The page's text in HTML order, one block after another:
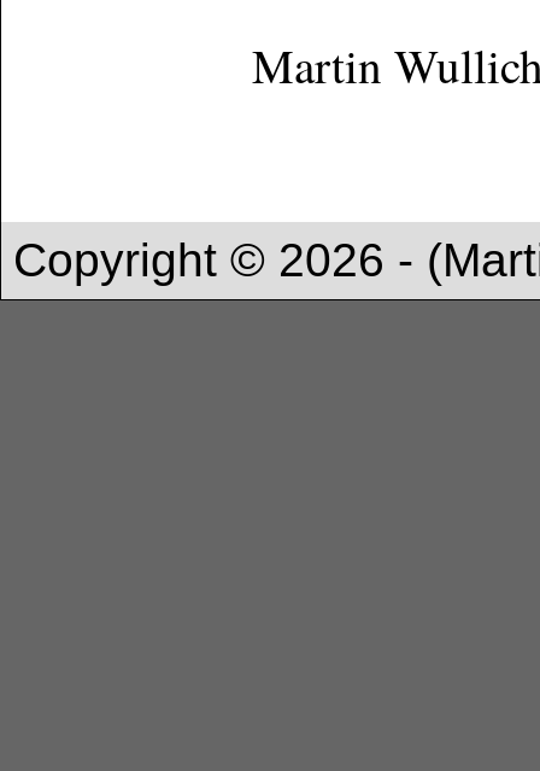
Martin
Copyright © 2026 -